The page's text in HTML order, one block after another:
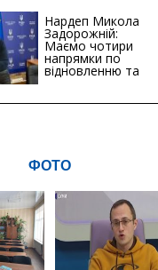
Хіба...
Нардеп Микола
Задорожній:
Маємо чотири
напрямки по
відновленню та
будівництву
інфраструктури
ФОТО